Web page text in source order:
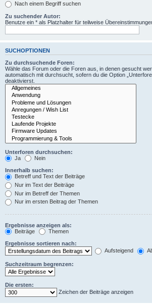
Nach einem Begriff suchen
Zu suchender Autor:
Benutze ein * als Platzhalter für teilweise
SUCHOPTIONEN
Zu durchsuchende Foren:
Wähle das Forum oder die Foren aus, in denen gesucht
automatisch mit durchsucht, sofern du die Option
deaktivierst.
Unterforen durchsuchen:
Ja
Nein
Innerhalb suchen:
Betreff und Text der Beiträge
Nur im Text der Beiträge
Nur im Betreff der Themen
Nur im ersten Beitrag der Themen
Ergebnisse anzeigen als:
Beiträge
Themen
Ergebnisse sortieren nach:
Aufsteigend
Suchzeitraum begrenzen:
Die ersten:
Zeichen der Beiträge anzeigen